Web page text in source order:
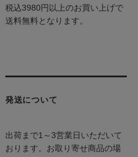
税込3980円以上のお買い上げで
送料無料となります。
発送について
出荷まで1～3営業日いただいて
おります。お取り寄せ商品の場